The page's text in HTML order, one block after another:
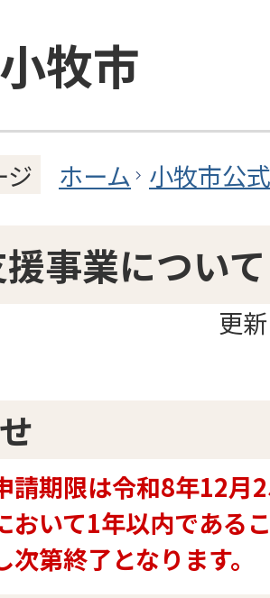
小牧市
ジ ホーム 小牧市公
事業について
更
請期限は令和8年12月
おいて1年以内である
第終了となります。